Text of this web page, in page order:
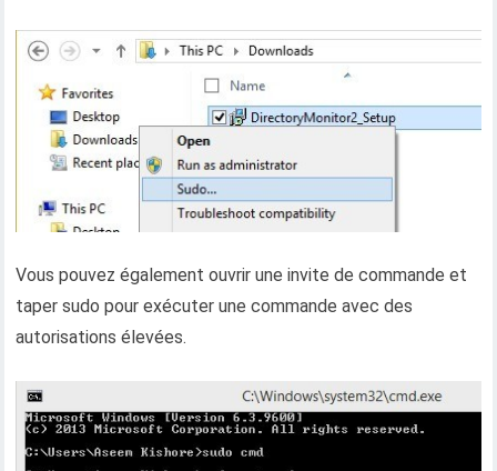
Vous pouvez également ouvrir une invite de commande et
taper sudo pour exécuter une commande avec des
autorisations élevées.